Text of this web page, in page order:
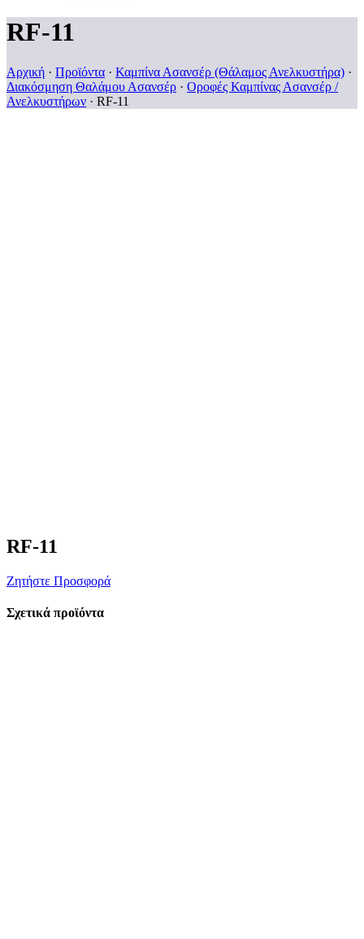
RF-11
Αρχική · Προϊόντα · Καμπίνα Ασανσέρ (Θάλαμος Ανελκυστήρα) ·
Διακόσμηση Θαλάμου Ασανσέρ · Οροφές Καμπίνας Ασανσέρ /
Ανελκυστήρων · RF-11
RF-11
Ζητήστε Προσφορά
Σχετικά προϊόντα